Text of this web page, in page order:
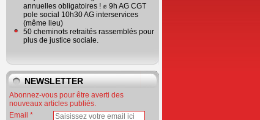
annuelles obligatoires ! ✊ 9h AG CGT
pole social 10h30 AG interservices
(même lieu)
50 cheminots retraités rassemblés pour
plus de justice sociale.
NEWSLETTER
Abonnez-vous pour être averti des
nouveaux articles publiés.
Email